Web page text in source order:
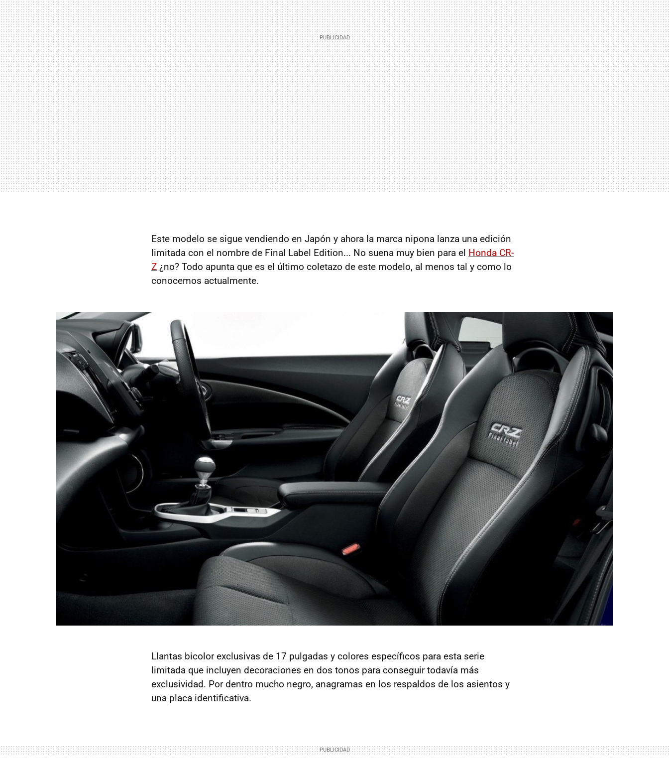
Este modelo se sigue vendiendo en Japón y ahora la marca nipona lanza una edición
limitada con el nombre de Final Label Edition... No suena muy bien para el Honda CR-
Z ¿no? Todo apunta que es el último coletazo de este modelo, al menos tal y como lo
conocemos actualmente.
Llantas bicolor exclusivas de 17 pulgadas y colores específicos para esta serie
limitada que incluyen decoraciones en dos tonos para conseguir todavía más
exclusividad. Por dentro mucho negro, anagramas en los respaldos de los asientos y
una placa identificativa.